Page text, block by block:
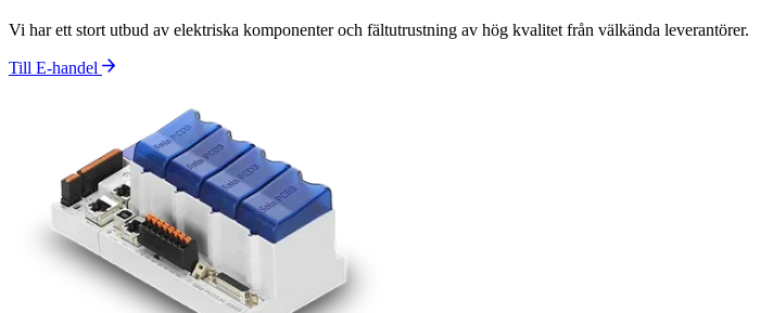
Vi har ett stort utbud av elektriska komponenter och fältutrustning av hög kvalitet från välkända leverantörer.
Till E-handel